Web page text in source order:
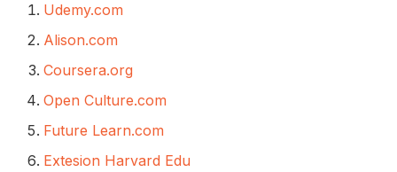
Udemy.com
Alison.com
Coursera.org
Open Culture.com
Future Learn.com
Extesion Harvard Edu